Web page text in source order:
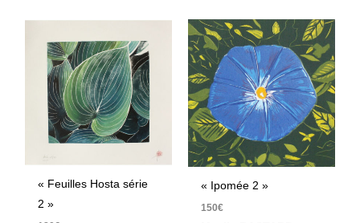
« Feuilles Hosta série
2 »
« Ipomée 2 »
150€